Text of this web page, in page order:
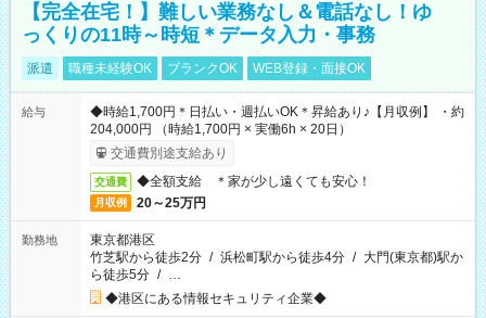
【完全在宅！】難しい業務なし＆電話なし！ゆ
っくりの11時～時短＊データ入力・事務
派遣 職種未経験OK ブランクOK WEB登録・面接OK
給与
◆時給1,700円＊日払い・週払いOK＊昇給あり♪【月収例】 ・約
204,000円 （時給1,700円 × 実働6h × 20日）
交通費別途支給あり
交通費 ◆全額支給 ＊家が少し遠くても安心！
月収例 20～25万円
勤務地
東京都港区
竹芝駅から徒歩2分 / 浜松町駅から徒歩4分 / 大門(東京都)駅か
ら徒歩5分 / …
◆港区にある情報セキュリティ企業◆